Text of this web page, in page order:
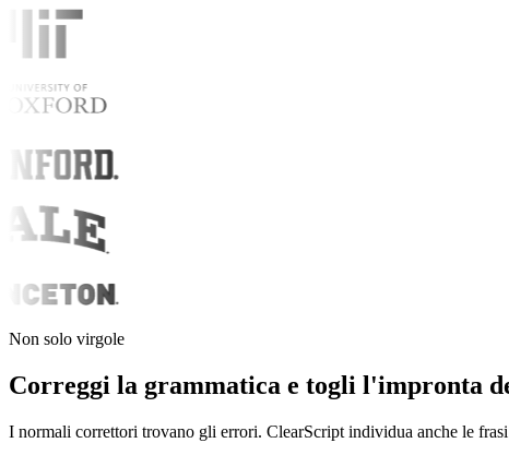
Non solo virgole
Correggi la grammatica e togli l'impronta
I normali correttori trovano gli errori. ClearScript individua anche le